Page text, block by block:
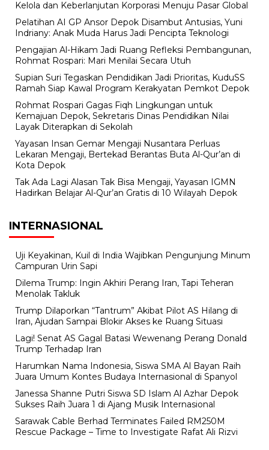
Kelola dan Keberlanjutan Korporasi Menuju Pasar Global
Pelatihan AI GP Ansor Depok Disambut Antusias, Yuni
Indriany: Anak Muda Harus Jadi Pencipta Teknologi
Pengajian Al-Hikam Jadi Ruang Refleksi Pembangunan,
Rohmat Rospari: Mari Menilai Secara Utuh
Supian Suri Tegaskan Pendidikan Jadi Prioritas, KuduSS
Ramah Siap Kawal Program Kerakyatan Pemkot Depok
Rohmat Rospari Gagas Fiqh Lingkungan untuk
Kemajuan Depok, Sekretaris Dinas Pendidikan Nilai
Layak Diterapkan di Sekolah
Yayasan Insan Gemar Mengaji Nusantara Perluas
Lekaran Mengaji, Bertekad Berantas Buta Al-Qur’an di
Kota Depok
Tak Ada Lagi Alasan Tak Bisa Mengaji, Yayasan IGMN
Hadirkan Belajar Al-Qur’an Gratis di 10 Wilayah Depok
INTERNASIONAL
Uji Keyakinan, Kuil di India Wajibkan Pengunjung Minum
Campuran Urin Sapi
Dilema Trump: Ingin Akhiri Perang Iran, Tapi Teheran
Menolak Takluk
Trump Dilaporkan “Tantrum” Akibat Pilot AS Hilang di
Iran, Ajudan Sampai Blokir Akses ke Ruang Situasi
Lagi! Senat AS Gagal Batasi Wewenang Perang Donald
Trump Terhadap Iran
Harumkan Nama Indonesia, Siswa SMA Al Bayan Raih
Juara Umum Kontes Budaya Internasional di Spanyol
Janessa Shanne Putri Siswa SD Islam Al Azhar Depok
Sukses Raih Juara 1 di Ajang Musik Internasional
Sarawak Cable Berhad Terminates Failed RM250M
Rescue Package – Time to Investigate Rafat Ali Rizvi